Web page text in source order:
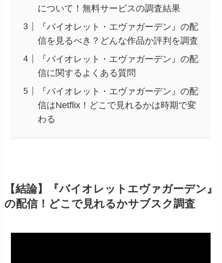
について！無料サービスの調査結果
『バイオレット・エヴァガーデン』の配
信を見るべき？どんな作品か評判を調査
『バイオレット・エヴァガーデン』の配
信に関するよくある質問
『バイオレット・エヴァガーデン』の配
信はNetflix！どこで見れるかは時期で変
わる
【結論】『バイオレットエヴァガーデン』
の配信！どこで見れるかサブスク調査